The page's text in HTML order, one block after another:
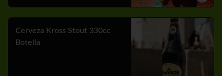
Cerveza Kross Stout 330cc
Botella